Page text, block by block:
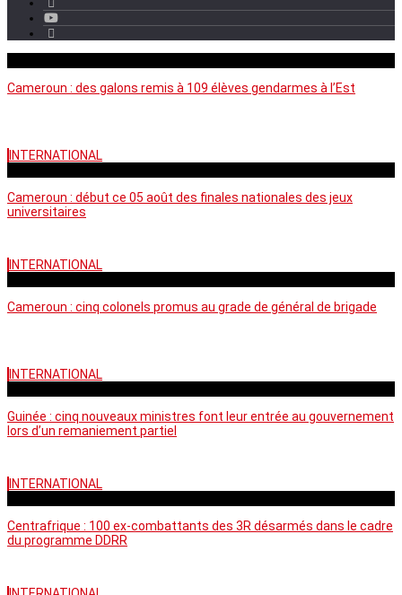
Cameroun : des galons remis à 109 élèves gendarmes à l’Est
INTERNATIONAL
Cameroun : début ce 05 août des finales nationales des jeux
universitaires
INTERNATIONAL
Cameroun : cinq colonels promus au grade de général de brigade
INTERNATIONAL
Guinée : cinq nouveaux ministres font leur entrée au gouvernement
lors d’un remaniement partiel
INTERNATIONAL
Centrafrique : 100 ex-combattants des 3R désarmés dans le cadre
du programme DDRR